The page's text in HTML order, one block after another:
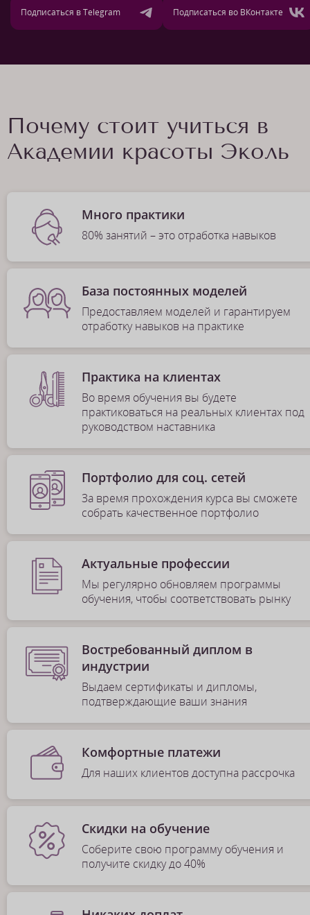
Подписаться в Telegram Подписаться во ВКонтакте
Почему стоит учиться в
Академии красоты Эколь
Много практики
80% занятий – это отработка навыков
База постоянных моделей
Предоставляем моделей и гарантируем
отработку навыков на практике
Практика на клиентах
Во время обучения вы будете
практиковаться на реальных клиентах под
руководством наставника
Портфолио для соц. сетей
За время прохождения курса вы сможете
собрать качественное портфолио
Актуальные профессии
Мы регулярно обновляем программы
обучения, чтобы соответствовать рынку
Востребованный диплом в
индустрии
Выдаем сертификаты и дипломы,
подтверждающие ваши знания
Комфортные платежи
Для наших клиентов доступна рассрочка
Скидки на обучение
Соберите свою программу обучения и
получите скидку до 40%